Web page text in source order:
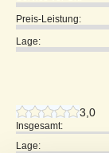
Preis-Leistung:
Lage:
3,0
Insgesamt:
Lage: